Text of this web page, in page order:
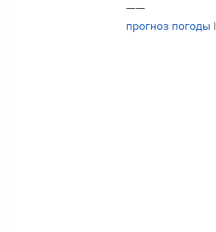
——
прогноз погоды |